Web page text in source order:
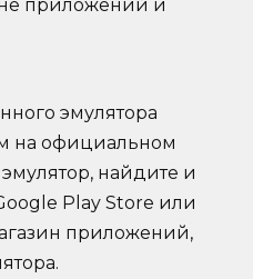
приложений и
эмулятора
на официальном
эмулятор, найдите и
Play Store или
приложений,